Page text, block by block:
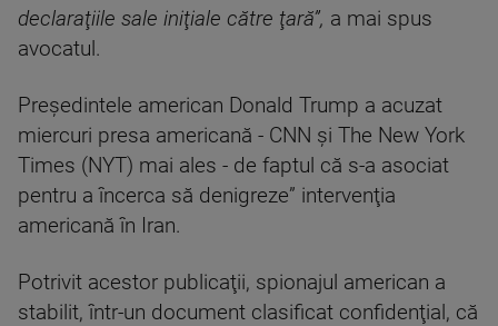
declaraţiile sale iniţiale către ţară”, a mai spus
avocatul.
Preşedintele american Donald Trump a acuzat
miercuri presa americană - CNN şi The New York
Times (NYT) mai ales - de faptul că s-a asociat
pentru a încerca să denigreze” intervenţia
americană în Iran.
Potrivit acestor publicaţii, spionajul american a
stabilit, într-un document clasificat confidenţial, că